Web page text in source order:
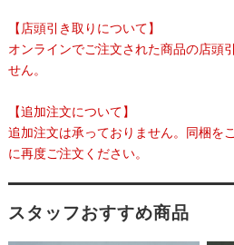
【店頭引き取りについて】
オンラインでご注文された商品の店頭
せん。
【追加注文について】
追加注文は承っておりません。同梱を
に再度ご注文ください。
スタッフおすすめ商品